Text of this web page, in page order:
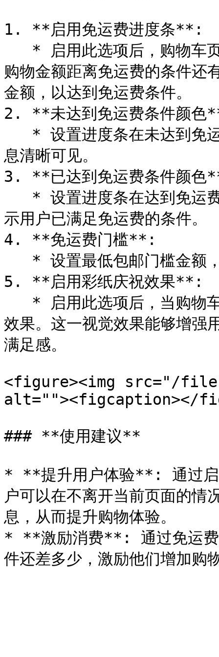
1. **启用免运费进度条**:
购物金额距离免运费的条件还
金额，以达到免运费条件。
2. **未达到免运费条件颜
息清晰可见。
3. **已达到免运费条件颜
示用户已满足免运费的条件。
4. **免运费门槛**:
5. **启用彩纸庆祝效果**:
效果。这一视觉效果能够增强
满足感。
<figure><img src="/files/
alt=""><figcaption></
### **使用建议**
* **提升用户体验**: 通过启
户可以在不离开当前页面的情
息，从而提升购物体验。
* **激励消费**: 通过免运费